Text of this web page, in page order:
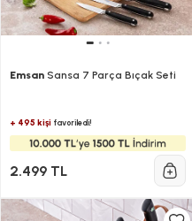
Emsan Sansa 7 Parça Bıçak Seti
+ 495 kişi favoriledi!
2.499 TL